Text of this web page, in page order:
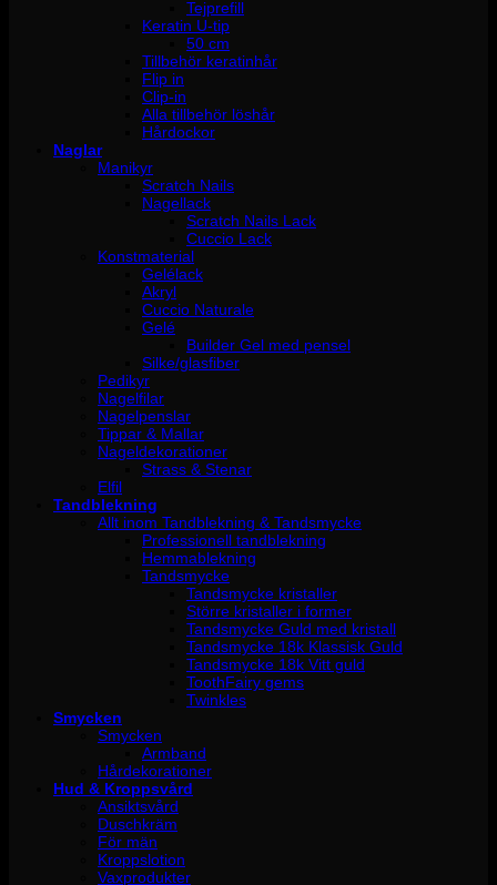
Tejprefill
Keratin U-tip
50 cm
Tillbehör keratinhår
Flip in
Clip-in
Alla tillbehör löshår
Hårdockor
Naglar
Manikyr
Scratch Nails
Nagellack
Scratch Nails Lack
Cuccio Lack
Konstmaterial
Gelélack
Akryl
Cuccio Naturale
Gelé
Builder Gel med pensel
Silke/glasfiber
Pedikyr
Nagelfilar
Nagelpenslar
Tippar & Mallar
Nageldekorationer
Strass & Stenar
Elfil
Tandblekning
Allt inom Tandblekning & Tandsmycke
Professionell tandblekning
Hemmablekning
Tandsmycke
Tandsmycke kristaller
Större kristaller i former
Tandsmycke Guld med kristall
Tandsmycke 18k Klassisk Guld
Tandsmycke 18k Vitt guld
ToothFairy gems
Twinkles
Smycken
Smycken
Armband
Hårdekorationer
Hud & Kroppsvård
Ansiktsvård
Duschkräm
För män
Kroppslotion
Vaxprodukter